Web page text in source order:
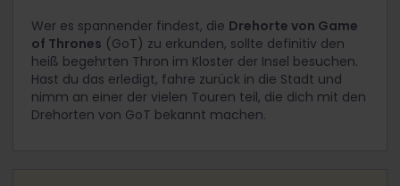
Wer es spannender findest, die Drehorte von Game
of Thrones (GoT) zu erkunden, sollte definitiv den
heiß begehrten Thron im Kloster der Insel besuchen.
Hast du das erledigt, fahre zurück in die Stadt und
nimm an einer der vielen Touren teil, die dich mit den
Drehorten von GoT bekannt machen.